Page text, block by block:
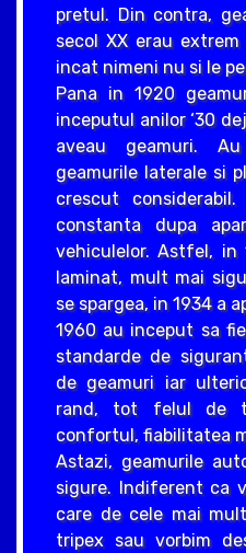
pretul. Din contra,
secol XX erau
incat nimeni nu si le
Pana in 1920
inceputul anilor ‘30
aveau geamuri.
geamurile laterale si
crescut
constanta dupa
vehiculelor. Astfel, in
laminat, mult mai
se spargea, in 1934 a
1960 au inceput sa
standarde de
de geamuri iar
rand, tot felul de
confortul, fiabilitatea
Astazi, geamurile
sigure. Indiferent ca
care de cele mai
tripex sau vorbim